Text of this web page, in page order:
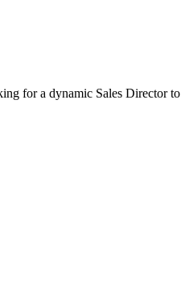
for a dynamic Sales Director